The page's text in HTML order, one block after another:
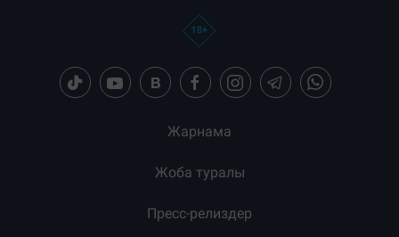
Жарнама
Жоба туралы
Пресс-релиздер